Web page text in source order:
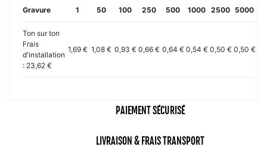
Gravure 1 50 100 250 500 1000 2500 5000
Ton sur ton
Frais
d'installation
: 23,62 €
1,69 € 1,08 € 0,93 € 0,66 € 0,64 € 0,54 € 0,50 € 0,50 €
PAIEMENT SÉCURISÉ
LIVRAISON & FRAIS TRANSPORT